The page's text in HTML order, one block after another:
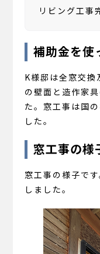
リビング工事
補助金を使
K様邸は全窓交換
の壁面と造作家
た。窓工事は国
した。
窓工事の様
窓工事の様子で
しました。